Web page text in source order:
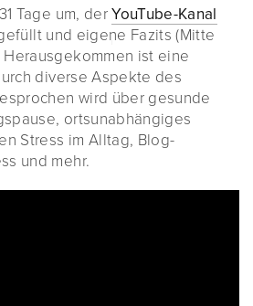
Tage um, derYouTube-Kanal
und eigene Fazits (Mitte
ist eine
diverse Aspekte des
wird über gesunde
ortsunabhängiges
Stress im Alltag, Blog-
und mehr.